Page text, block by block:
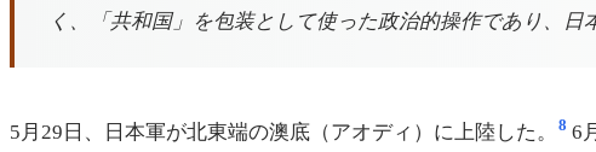
く、「共和国」を包装として使った政治的操作であり、
5月29日、日本軍が北東端の澳底（アオディ）に上陸した。 8 6